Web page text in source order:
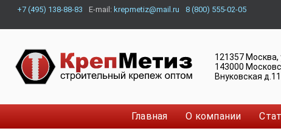
+7 (495) 138-88-83 E-mail: krepmetiz@mail.ru 8 (800) 555-02-05
121357 Москва,
143000
Внуковская
Главная О компании